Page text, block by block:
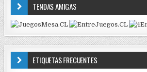
TENDAS AMIGAS
ETIQUETAS FRECUENTES